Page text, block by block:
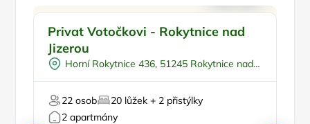
Sauna
U lyžařského střediska
U sjezdovky
Privat Votočkovi - Rokytnice nad
Jizerou
Horní Rokytnice 436, 51245 Rokytnice nad
22 osob
20 lůžek + 2 přistýlky
2 apartmány